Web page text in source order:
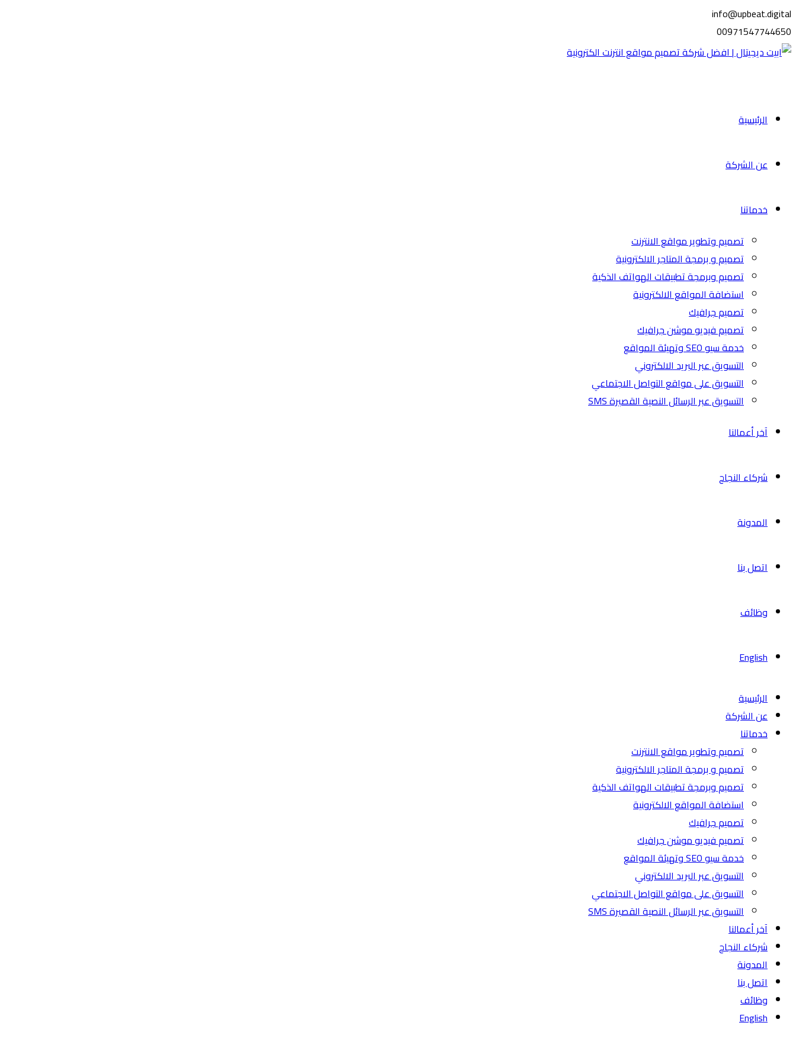
info@upbeat.digital
00971547744650
الرئيسية
عن الشركة
خدماتنا
تصميم وتطوير مواقع الانترنت
تصميم و برمجة المتاجر الالكترونية
تصميم وبرمجة تطبيقات الهواتف الذكية
استضافة المواقع الالكترونية
تصميم جرافيك
تصميم فيديو موشن جرافيك
خدمة سيو SEO وتهيئة المواقع
التسويق عبر البريد الالكتروني
التسويق على مواقع التواصل الاجتماعي
التسويق عبر الرسائل النصية القصيرة SMS
آخر أعمالنا
شركاء النجاح
المدونة
اتصل بنا
وظائف
English
الرئيسية
عن الشركة
خدماتنا
تصميم وتطوير مواقع الانترنت
تصميم و برمجة المتاجر الالكترونية
تصميم وبرمجة تطبيقات الهواتف الذكية
استضافة المواقع الالكترونية
تصميم جرافيك
تصميم فيديو موشن جرافيك
خدمة سيو SEO وتهيئة المواقع
التسويق عبر البريد الالكتروني
التسويق على مواقع التواصل الاجتماعي
التسويق عبر الرسائل النصية القصيرة SMS
آخر أعمالنا
شركاء النجاح
المدونة
اتصل بنا
وظائف
English